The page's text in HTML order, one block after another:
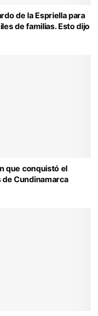
de la Espriella para
de familias. Esto dijo
que conquistó el
Cundinamarca